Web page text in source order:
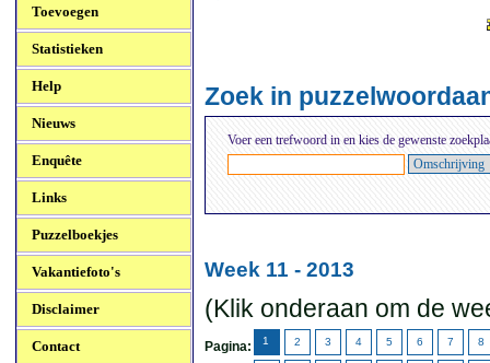
Toevoegen
Statistieken
Help
Nieuws
Enquête
Links
Puzzelboekjes
Vakantiefoto's
Disclaimer
Contact
Zoek in
Voer een trefwoord in en kies de gewenste
Week 11 - 2013
(Klik onderaan om de
Pagina: 1 2 3 4 5 6 7 8